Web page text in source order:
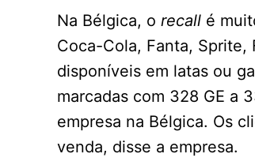
Na Bélgica, o recall é
Coca-Cola, Fanta, Sprite,
disponíveis em latas ou
marcadas com 328 GE a
empresa na Bélgica. Os
venda, disse a empresa.